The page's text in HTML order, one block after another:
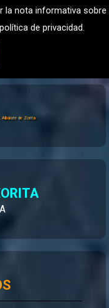
la nota informativa sobre
de privacidad.
DE FINCAS
Jardín
Albalate de Zorita